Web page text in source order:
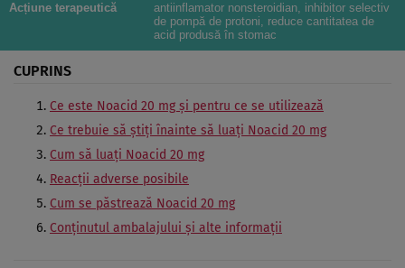
Acțiune terapeutică
antiinflamator nonsteroidian, inhibitor selectiv
de pompă de protoni, reduce cantitatea de
acid produsă în stomac
CUPRINS
Ce este Noacid 20 mg şi pentru ce se utilizează
Ce trebuie să ştiţi înainte să luaţi Noacid 20 mg
Cum să luaţi Noacid 20 mg
Reacţii adverse posibile
Cum se păstrează Noacid 20 mg
Conţinutul ambalajului şi alte informaţii